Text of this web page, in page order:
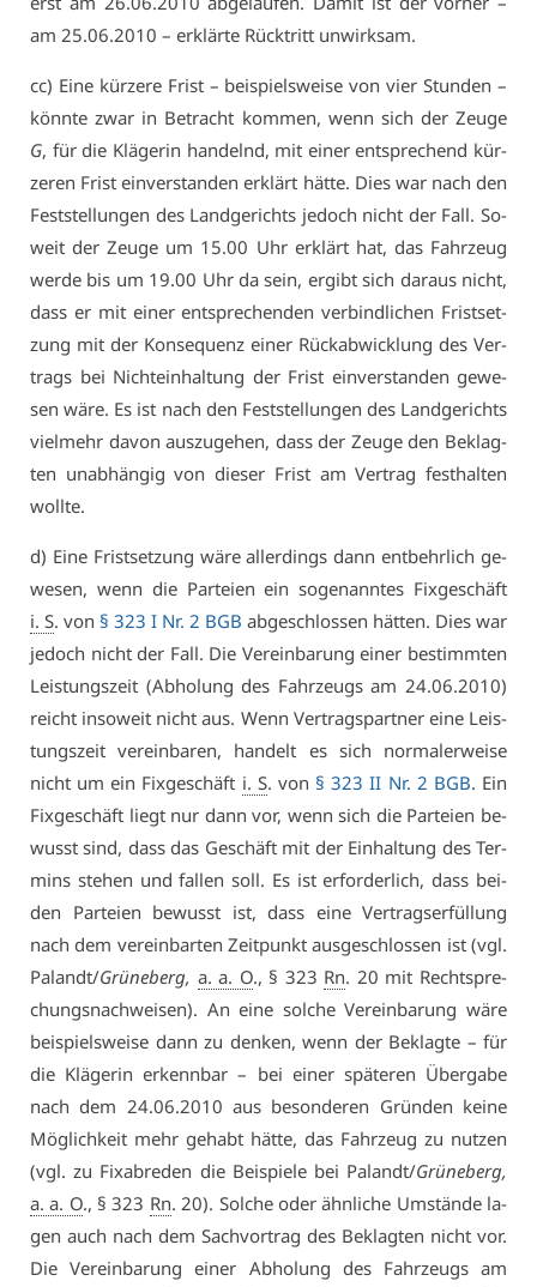
am 25.06.2010 – er­klär­te Rück­tritt un­wirk­sam.
cc) Ei­ne kür­ze­re Frist – bei­spiels­wei­se von vier Stun­den –
könn­te zwar in Be­tracht kom­men, wenn sich der Zeu­ge
G, für die Klä­ge­rin han­delnd, mit ei­ner ent­spre­chend kür­
ze­ren Frist ein­ver­stan­den er­klärt hät­te. Dies war nach den
Fest­stel­lun­gen des Land­ge­richts je­doch nicht der Fall. So­
weit der Zeu­ge um 15.00 Uhr er­klärt hat, das Fahr­zeug
wer­de bis um 19.00 Uhr da sein, er­gibt sich dar­aus nicht,
dass er mit ei­ner ent­spre­chen­den ver­bind­li­chen Frist­set­
zung mit der Kon­se­quenz ei­ner Rück­ab­wick­lung des Ver­
trags bei Nicht­ein­hal­tung der Frist ein­ver­stan­den ge­we­
sen wä­re. Es ist nach den Fest­stel­lun­gen des Land­ge­richts
viel­mehr da­von aus­zu­ge­hen, dass der Zeu­ge den Be­klag­
ten un­ab­hän­gig von die­ser Frist am Ver­trag fest­hal­ten
woll­te.
d) Ei­ne Frist­set­zung wä­re al­ler­dings dann ent­behr­lich ge­
we­sen, wenn die Par­tei­en ein so­ge­nann­tes Fix­ge­schäft
i. S. von § 323 I Nr. 2 BGB ab­ge­schlos­sen hät­ten. Dies war
je­doch nicht der Fall. Die Ver­ein­ba­rung ei­ner be­stimm­ten
Leis­tungs­zeit (Ab­ho­lung des Fahr­zeugs am 24.06.2010)
reicht in­so­weit nicht aus. Wenn Ver­trags­part­ner ei­ne Leis­
tungs­zeit ver­ein­ba­ren, han­delt es sich nor­ma­ler­wei­se
nicht um ein Fix­ge­schäft i. S. von § 323 II Nr. 2 BGB. Ein
Fix­ge­schäft liegt nur dann vor, wenn sich die Par­tei­en be­
wusst sind, dass das Ge­schäft mit der Ein­hal­tung des Ter­
mins ste­hen und fal­len soll. Es ist er­for­der­lich, dass bei­
den Par­tei­en be­wusst ist, dass ei­ne Ver­trags­er­fül­lung
nach dem ver­ein­bar­ten Zeit­punkt aus­ge­schlos­sen ist (vgl.
Pa­landt/Grü­ne­berg, a. a. O., § 323 Rn. 20 mit Recht­spre­
chungs­nach­wei­sen). An ei­ne sol­che Ver­ein­ba­rung wä­re
bei­spiels­wei­se dann zu den­ken, wenn der Be­klag­te – für
die Klä­ge­rin er­kenn­bar – bei ei­ner spä­te­ren Über­ga­be
nach dem 24.06.2010 aus be­son­de­ren Grün­den kei­ne
Mög­lich­keit mehr ge­habt hät­te, das Fahr­zeug zu nut­zen
(vgl. zu Fix­ab­re­den die Bei­spie­le bei Pa­landt/Grü­ne­berg,
a. a. O., § 323 Rn. 20). Sol­che oder ähn­li­che Um­stän­de la­
gen auch nach dem Sach­vor­trag des Be­klag­ten nicht vor.
Die Ver­ein­ba­rung ei­ner Ab­ho­lung des Fahr­zeugs am